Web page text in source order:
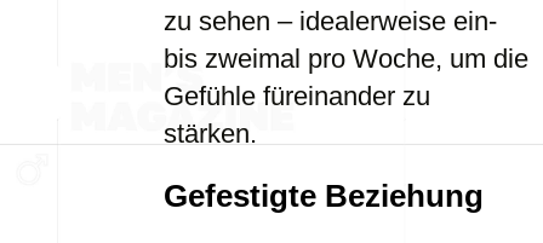
zu sehen – idealerweise ein-
bis zweimal pro Woche, um die
Gefühle füreinander zu
stärken.
Gefestigte Beziehung